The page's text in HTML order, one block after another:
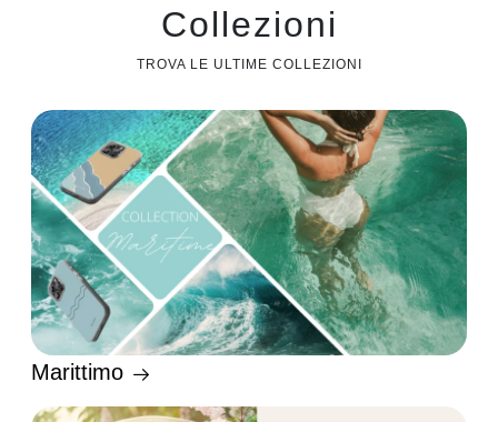
Collezioni
TROVA LE ULTIME COLLEZIONI
Marittimo